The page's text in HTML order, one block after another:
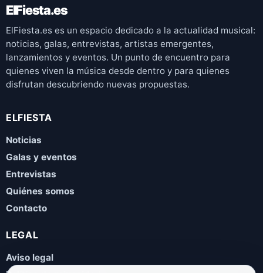
ElFiesta.es
ElFiesta.es es un espacio dedicado a la actualidad musical:
noticias, galas, entrevistas, artistas emergentes,
lanzamientos y eventos. Un punto de encuentro para
quienes viven la música desde dentro y para quienes
disfrutan descubriendo nuevas propuestas.
ELFIESTA
Noticias
Galas y eventos
Entrevistas
Quiénes somos
Contacto
LEGAL
Aviso legal